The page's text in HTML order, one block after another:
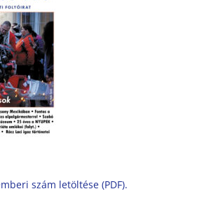
szám letöltése (PDF).